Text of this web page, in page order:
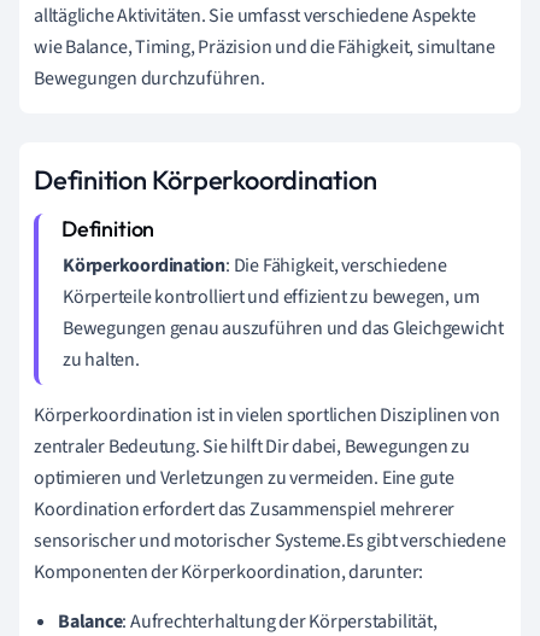
alltägliche Aktivitäten. Sie umfasst verschiedene Aspekte
wie Balance, Timing, Präzision und die Fähigkeit, simultane
Bewegungen durchzuführen.
Definition Körperkoordination
Körperkoordination: Die Fähigkeit, verschiedene
Körperteile kontrolliert und effizient zu bewegen, um
Bewegungen genau auszuführen und das Gleichgewicht
zu halten.
Körperkoordination ist in vielen sportlichen Disziplinen von
zentraler Bedeutung. Sie hilft Dir dabei, Bewegungen zu
optimieren und Verletzungen zu vermeiden. Eine gute
Koordination erfordert das Zusammenspiel mehrerer
sensorischer und motorischer Systeme.Es gibt verschiedene
Komponenten der Körperkoordination, darunter:
Balance: Aufrechterhaltung der Körperstabilität,